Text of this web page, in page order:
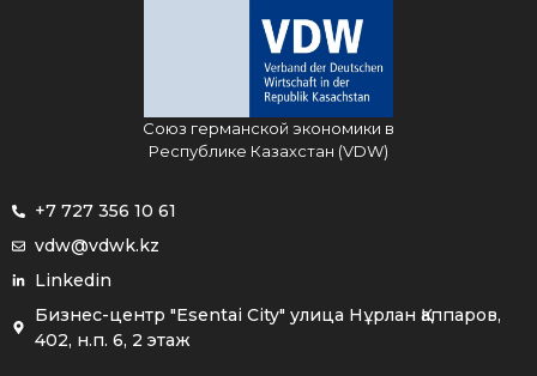
Союз германской экономики в
Республике Казахстан (VDW)
+7 727 356 10 61
vdw@vdwk.kz
Linkedin
Бизнес-центр "Esentai City" улица Нұрлан Қаппаров,
402, н.п. 6, 2 этаж